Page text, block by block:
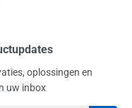
oplossingen en
uw inbox